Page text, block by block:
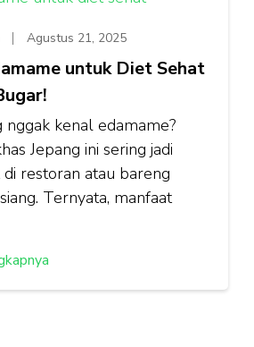
Agustus 21, 2025
untuk Diet Sehat
nggak kenal edamame?
Jepang ini sering jadi
restoran atau bareng
Ternyata, manfaat